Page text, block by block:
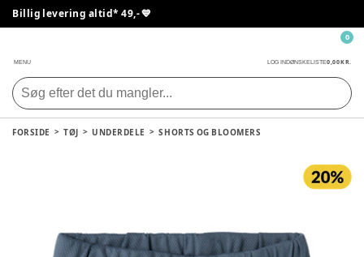
Billig levering altid* 49,- 💙
MENU LOG INDØNSKELISTE0,00 KR.
0
FORSIDE TØJ UNDERDELE SHORTS OG BLOOMERS